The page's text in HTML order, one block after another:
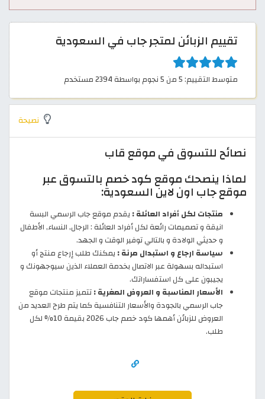
تقييم الزبائن لمتجر جاب في السعودية
متوسط التقييم: 5 من 5 نجوم بواسطة 2394 مستخدم
نصيحة
نصائح للتسوق في موقع قاب
لماذا ينصحك موقع كود خصم بالتسوق عبر
موقع جاب اون لاين السعودية:
منتجات لكل أفراد العائلة : يقدم موقع جاب الرسمي البسة
انيقة و تصميمات رائعة لكل أفراد العائلة : الرجال, النساء, الأطفال
و حديثي الولادة و بالتالي توفير الوقت و الجهد.
سياسة ارجاع و استبدال مرنة : يمكنك طلب إرجاع منتج أو
استبداله بسهولة عبر الاتصال بخدمة العملاء الذين سيوجهونك و
يجيبون على كل استفساراتك.
الأسعار المناسبة و العروض المغرية :تتميز منتجات موقع
جاب الرسمي بالجودة والأسعار التنافسية كما يتم طرح العديد من
العروض للزبائن أهمها كود خصم جاب 2026 بقيمة 10% لكل
طلب.